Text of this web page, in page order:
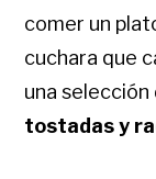
comer un
cuchara que
una selección
tostadas y